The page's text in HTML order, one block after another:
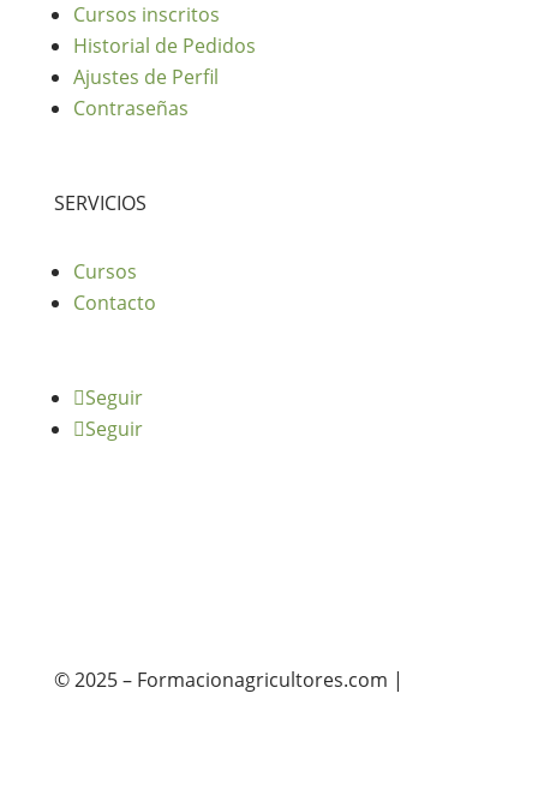
Cursos inscritos
Historial de Pedidos
Ajustes de Perfil
Contraseñas
SERVICIOS
Cursos
Contacto
Seguir
Seguir
© 2025 – Formacionagricultores.com |